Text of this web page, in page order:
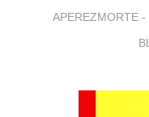
APEREZMORTE -